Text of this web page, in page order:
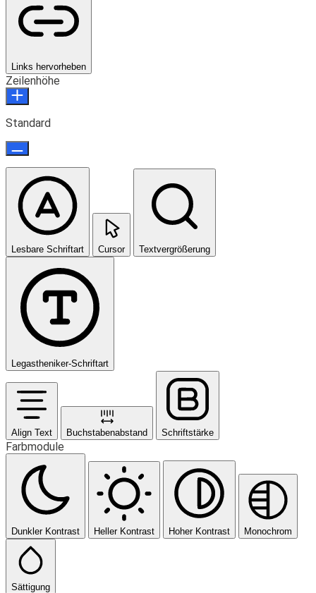
Links hervorheben
Zeilenhöhe
Standard
Lesbare Schriftart Cursor Textvergrößerung
Legastheniker-Schriftart
Align Text Buchstabenabstand Schriftstärke
Farbmodule
Dunkler Kontrast Heller Kontrast Hoher Kontrast Monochrom
Sättigung